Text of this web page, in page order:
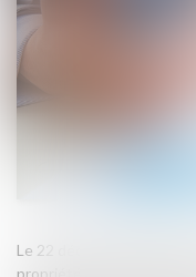
Le 22 décembre 2015,
propriété de 5 222 titres